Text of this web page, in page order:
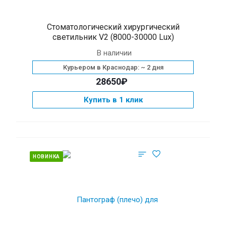
Стоматологический хирургический
светильник V2 (8000-30000 Lux)
В наличии
Курьером в Краснодар: ~ 2 дня
28650₽
Купить в 1 клик
НОВИНКА